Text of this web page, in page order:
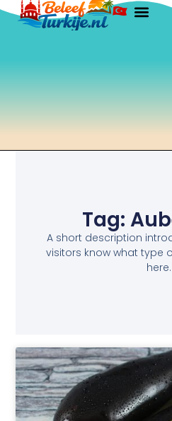
Tag:
A short description
visitors know what type
here.